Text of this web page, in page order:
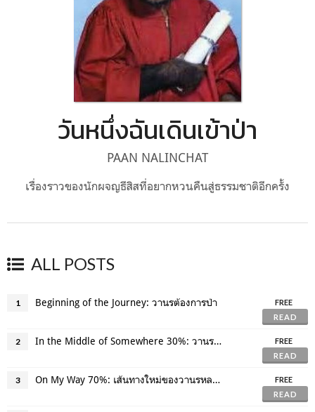
วันหนึ่งฉันเดินเข้าป่า
PAAN NALINCHAT
เรื่องราวของนักผจญธีสิสที่อยากหวนคืนสู่ธรรมชาติอีกครั้ง
ALL POSTS
1 Beginning of the Journey: วานรต้องการป่า
FREE
READ
2 In the Middle of Somewhere 30%: วานรหลงทาง เพราะทุกป่าก็เหมือนกันหมด
FREE
READ
3 On My Way 70%: เส้นทางใหม่ของวานรหลงป่า
FREE
READ